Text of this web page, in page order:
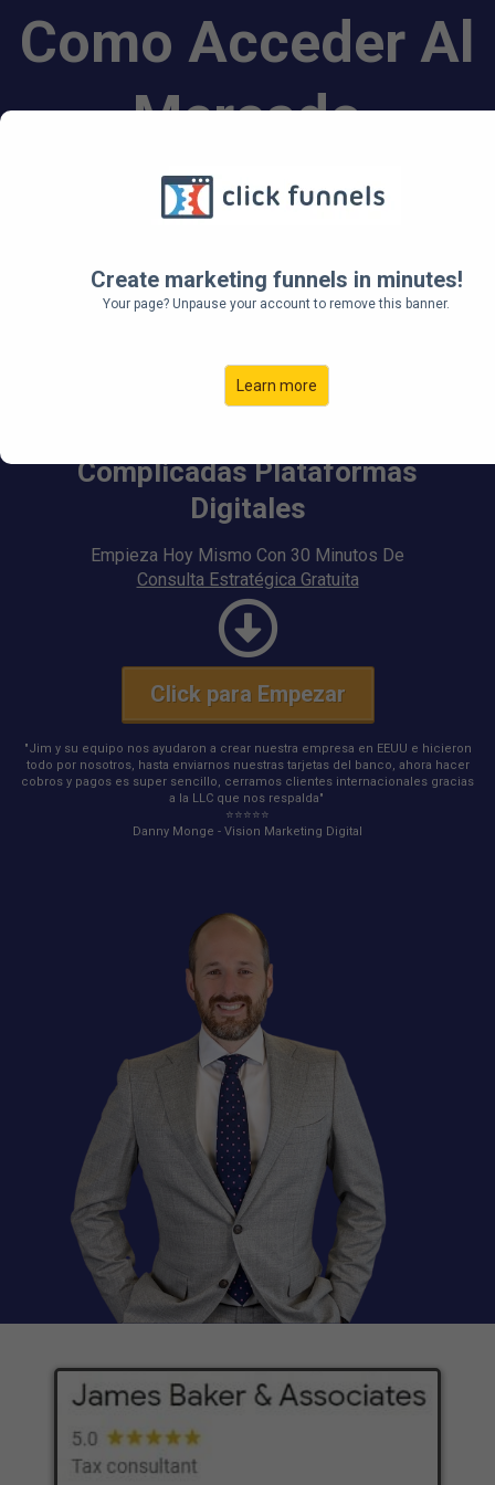
Create marketing funnels in minutes!
Your page? Unpause your account to remove this banner.
Learn more
Como Acceder Al
Mercado
Estadounidense
Desde Cualquier
Sin Mover Un Dedo,
Complicadas Plataformas
Digitales
Empieza Hoy Mismo Con 30 Minutos De
Consulta Estratégica Gratuita
Click para Empezar
"Jim y su equipo nos ayudaron a crear nuestra empresa en EEUU e hicieron
todo por nosotros, hasta enviarnos nuestras tarjetas del banco, ahora hacer
cobros y pagos es super sencillo, cerramos clientes internacionales gracias
a la LLC que nos respalda"
⭐️⭐️⭐️⭐️⭐️
Danny Monge - Vision Marketing Digital